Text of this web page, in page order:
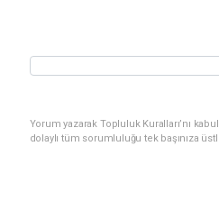
Yorum yazarak Topluluk Kuralları’nı
dolaylı tüm sorumluluğu tek başınıza